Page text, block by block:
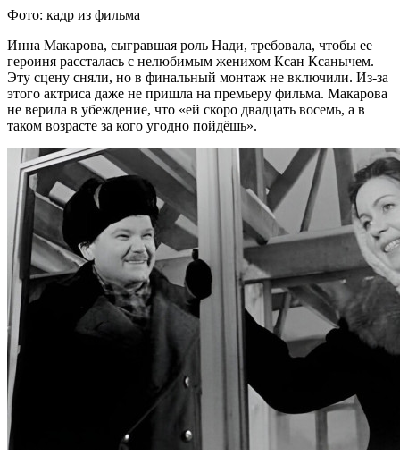
Фото: кадр из фильма
Инна Макарова, сыгравшая роль Нади, требовала, чтобы ее
героиня рассталась с нелюбимым женихом Ксан Ксанычем.
Эту сцену сняли, но в финальный монтаж не включили. Из-за
этого актриса даже не пришла на премьеру фильма. Макарова
не верила в убеждение, что «ей скоро двадцать восемь, а в
таком возрасте за кого угодно пойдёшь».